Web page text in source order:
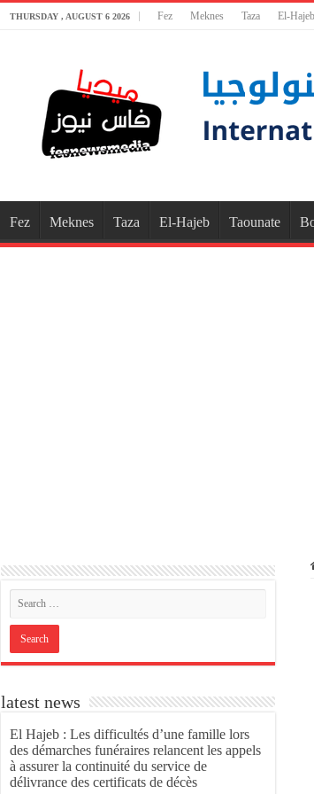
THURSDAY , AUGUST 6 2026 Fez Meknes Taza El-Hajeb
Fez Meknes Taza El-Hajeb Taounate
latest news
El Hajeb : Les difficultés d’une famille lors
des démarches funéraires relancent les appels
à assurer la continuité du service de
délivrance des certificats de décès